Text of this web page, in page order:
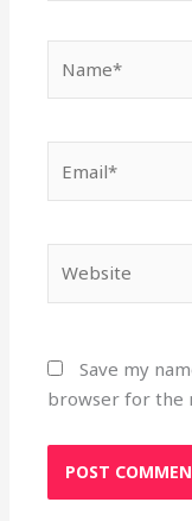
Save my
browser for the